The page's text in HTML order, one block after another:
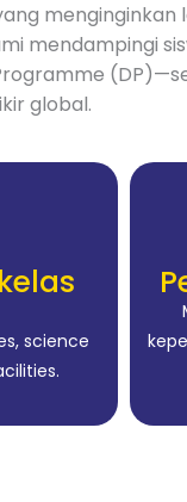
mendampingi
(DP)
global.
science